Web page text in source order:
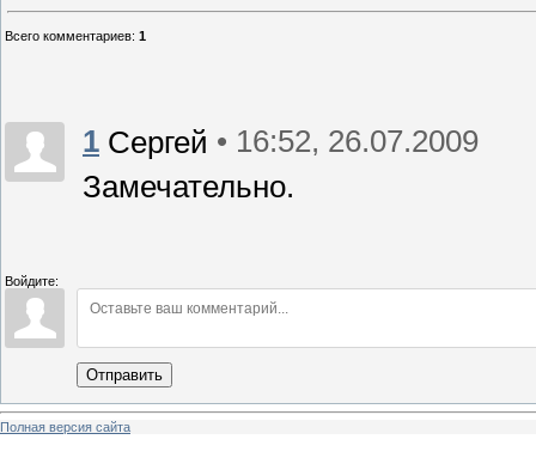
Всего комментариев: 1
1 Сергей • 16:52, 26.07.2009
Замечательно.
Войдите:
Отправить
Полная версия сайта